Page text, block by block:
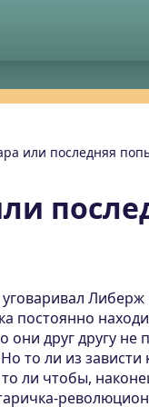
или последняя
постоянно
они друг другу не
то ли из зависти
ли чтобы,